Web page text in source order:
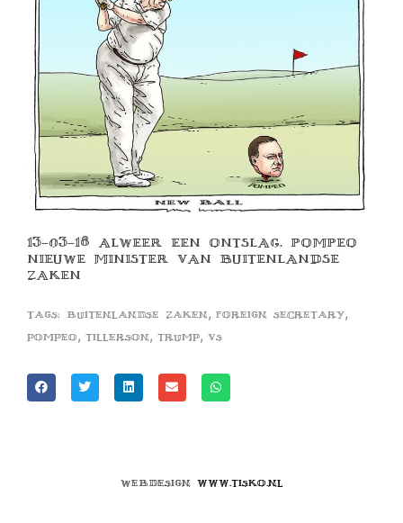
13-03-18 ALWEER EEN ONTSLAG. POMPEO
NIEUWE MINISTER VAN BUITENLANDSE
ZAKEN
Tags: buitenlandse zaken, foreign secretary,
pompeo , tillerson, trump, vs
Webdesign www.tisko.nl